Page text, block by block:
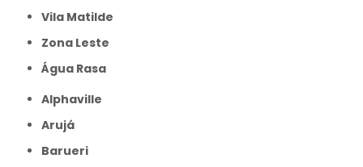
Vila Matilde
Zona Leste
Água Rasa
Alphaville
Arujá
Barueri